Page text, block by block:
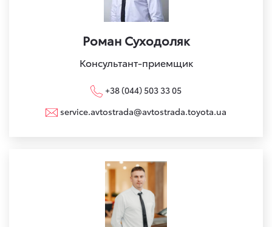
Роман Суходоляк
Консультант-приемщик
+38 (044) 503 33 05
service.avtostrada@avtostrada.toyota.ua